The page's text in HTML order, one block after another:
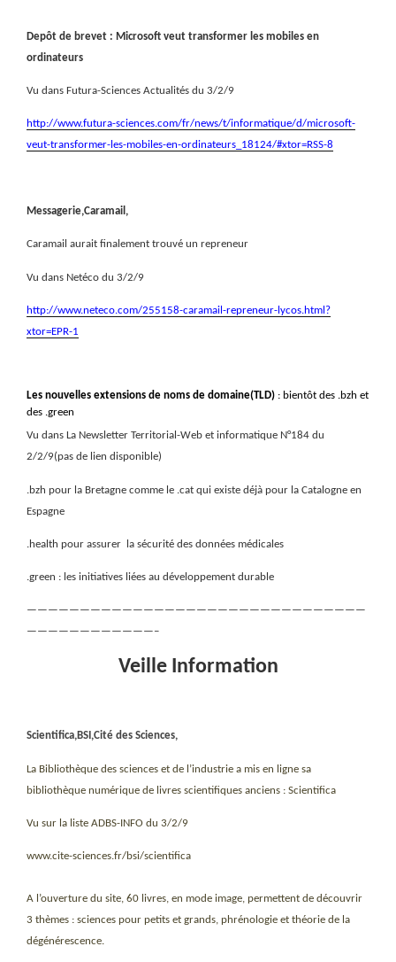
Depôt de brevet : Microsoft veut transformer les mobiles en
ordinateurs
Vu dans Futura-Sciences Actualités du 3/2/9
http://www.futura-sciences.com/fr/news/t/informatique/d/microsoft-
veut-transformer-les-mobiles-en-ordinateurs_18124/#xtor=RSS-8
Messagerie,Caramail,
Caramail aurait finalement trouvé un repreneur
Vu dans Netéco du 3/2/9
http://www.neteco.com/255158-caramail-repreneur-lycos.html?
xtor=EPR-1
Les nouvelles extensions de noms de domaine(TLD) : bientôt des .bzh et
des .green
Vu dans La Newsletter Territorial-Web et informatique N°184 du
2/2/9(pas de lien disponible)
.bzh pour la Bretagne comme le .cat qui existe déjà pour la Catalogne en
Espagne
.health pour assurer la sécurité des données médicales
.green : les initiatives liées au développement durable
————————————————————————————————
————————————–
Veille Information
Scientifica,BSI,Cité des Sciences,
La Bibliothèque des sciences et de l’industrie a mis en ligne sa
bibliothèque numérique de livres scientifiques anciens : Scientifica
Vu sur la liste ADBS-INFO du 3/2/9
www.cite-sciences.fr/bsi/scientifica
A l’ouverture du site, 60 livres, en mode image, permettent de découvrir
3 thèmes : sciences pour petits et grands, phrénologie et théorie de la
dégénérescence.